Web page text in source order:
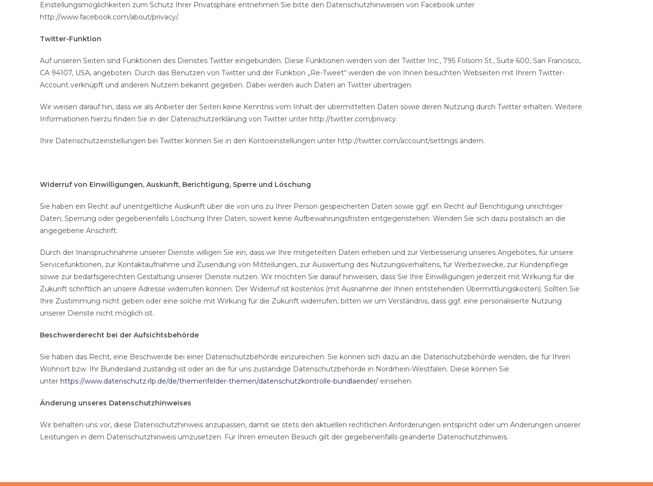
Einstellungsmöglichkeiten zum Schutz Ihrer Privatsphäre entnehmen Sie bitte den Datenschutzhinweisen von Facebook unter
http://www.facebook.com/about/privacy/.
Twitter-Funktion
Auf unseren Seiten sind Funktionen des Dienstes Twitter eingebunden. Diese Funktionen werden von der Twitter Inc., 795 Folsom St., Suite 600, San Francisco,
CA 94107, USA, angeboten. Durch das Benutzen von Twitter und der Funktion „Re-Tweet“ werden die von Ihnen besuchten Webseiten mit Ihrem Twitter-
Account verknüpft und anderen Nutzern bekannt gegeben. Dabei werden auch Daten an Twitter übertragen.
Wir weisen darauf hin, dass wir als Anbieter der Seiten keine Kenntnis vom Inhalt der übermittelten Daten sowie deren Nutzung durch Twitter erhalten. Weitere
Informationen hierzu finden Sie in der Datenschutzerklärung von Twitter unter http://twitter.com/privacy.
Ihre Datenschutzeinstellungen bei Twitter können Sie in den Kontoeinstellungen unter http://twitter.com/account/settings ändern.
Widerruf von Einwilligungen, Auskunft, Berichtigung, Sperre und Löschung
Sie haben ein Recht auf unentgeltliche Auskunft über die von uns zu Ihrer Person gespeicherten Daten sowie ggf. ein Recht auf Berichtigung unrichtiger
Daten, Sperrung oder gegebenenfalls Löschung Ihrer Daten, soweit keine Aufbewahrungsfristen entgegenstehen. Wenden Sie sich dazu postalisch an die
angegebene Anschrift.
Durch der Inanspruchnahme unserer Dienste willigen Sie ein, dass wir Ihre mitgeteilten Daten erheben und zur Verbesserung unseres Angebotes, für unsere
Servicefunktionen, zur Kontaktaufnahme und Zusendung von Mitteilungen, zur Auswertung des Nutzungsverhaltens, für Werbezwecke, zur Kundenpflege
sowie zur bedarfsgerechten Gestaltung unserer Dienste nutzen. Wir möchten Sie darauf hinweisen, dass Sie Ihre Einwilligungen jederzeit mit Wirkung für die
Zukunft schriftlich an unsere Adresse widerrufen können. Der Widerruf ist kostenlos (mit Ausnahme der Ihnen entstehenden Übermittlungskosten). Sollten Sie
Ihre Zustimmung nicht geben oder eine solche mit Wirkung für die Zukunft widerrufen, bitten wir um Verständnis, dass ggf. eine personalisierte Nutzung
unserer Dienste nicht möglich ist.
Beschwerderecht bei der Aufsichtsbehörde
Sie haben das Recht, eine Beschwerde bei einer Datenschutzbehörde einzureichen. Sie können sich dazu an die Datenschutzbehörde wenden, die für Ihren
Wohnort bzw. Ihr Bundesland zuständig ist oder an die für uns zuständige Datenschutzbehörde in Nordrhein-Westfalen. Diese können Sie
unter https://www.datenschutz.rlp.de/de/themenfelder-themen/datenschutzkontrolle-bundlaender/ einsehen.
Änderung unseres Datenschutzhinweises
Wir behalten uns vor, diese Datenschutzhinweis anzupassen, damit sie stets den aktuellen rechtlichen Anforderungen entspricht oder um Änderungen unserer
Leistungen in dem Datenschutzhinweis umzusetzen. Für Ihren erneuten Besuch gilt der gegebenenfalls geänderte Datenschutzhinweis.